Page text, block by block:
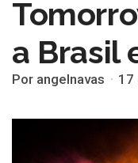
a Brasil
Por angelnavas 17